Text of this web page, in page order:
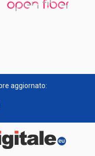
aggiornato: